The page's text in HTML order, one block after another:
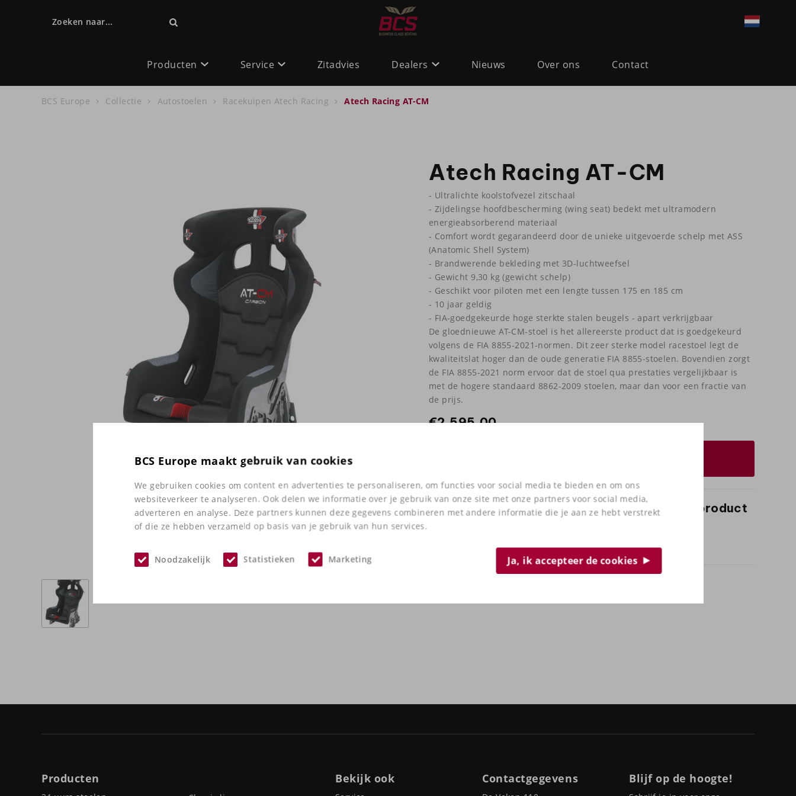
BCS Europe maakt gebruik van cookies
We gebruiken cookies om content en advertenties te personaliseren, om functies voor social media te bieden en om ons
websiteverkeer te analyseren. Ook delen we informatie over je gebruik van onze site met onze partners voor social media,
adverteren en analyse. Deze partners kunnen deze gegevens combineren met andere informatie die je aan ze hebt verstrekt
of die ze hebben verzameld op basis van je gebruik van hun services.
Noodzakelijk Statistieken Marketing Ja, ik accepteer de cookies
Zoeken naar...
Producten Service Zitadvies Dealers Nieuws Over ons Contact
BCS Europe Collectie Autostoelen Racekuipen Atech Racing Atech Racing AT-CM
Atech Racing AT-CM
- Ultralichte koolstofvezel zitschaal
- Zijdelingse hoofdbescherming (wing seat) bedekt met ultramodern
energieabsorberend materiaal
- Comfort wordt gegarandeerd door de unieke uitgevoerde schelp met ASS
(Anatomic Shell System)
- Brandwerende bekleding met 3D-luchtweefsel
- Gewicht 9,30 kg (gewicht schelp)
- Geschikt voor piloten met een lengte tussen 175 en 185 cm
- 10 jaar geldig
- FIA-goedgekeurde hoge sterkte stalen beugels - apart verkrijgbaar
De gloednieuwe AT-CM-stoel is het allereerste product dat is goedgekeurd
volgens de FIA 8855-2021-normen. Dit zeer sterke model racestoel legt de
kwaliteitslat hoger dan de oude generatie FIA 8855-stoelen. Bovendien zorgt
de FIA 8855-2021 norm ervoor dat de stoel qua prestaties vergelijkbaar is
met de hogere standaard 8862-2009 stoelen, maar dan voor een fractie van
de prijs.
€2.595,00
Heb jij vragen over dit product of wil je het product
in het onze winkel bekijken?
contactmet ons op en kom bij ons proefzitten!
Producten Bekijk ook Contactgegevens Blijf op de hoogte!